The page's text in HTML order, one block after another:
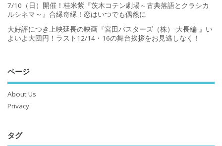
7/10（日）開催！桂米紫『茨木コテン劇場～古典落語とクラシカ
ルシネマ～』合縁奇縁！恋はいつでも偶然に
大好評につき上映延長の映画『宮田バスターズ（株）-大長編-』い
よいよ大団円！ラスト12/14・16の舞台挨拶をお見逃しなく！
ページ
About Us
Privacy
タグ